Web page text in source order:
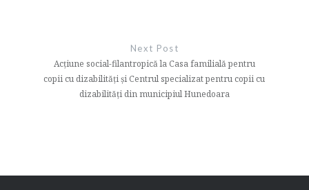
Next Post
Acțiune social-filantropică la Casa familială pentru
copii cu dizabilități și Centrul specializat pentru copii cu
dizabilități din municipiul Hunedoara